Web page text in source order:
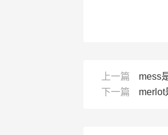
上一篇
mess
下一篇
merlot